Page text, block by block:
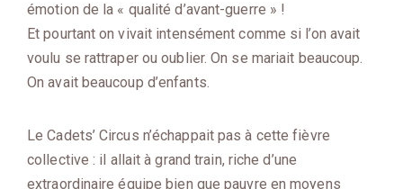
émotion de la « qualité d’avant-guerre » !
Et pourtant on vivait intensément comme si l’on avait
voulu se rattraper ou oublier. On se mariait beaucoup.
On avait beaucoup d’enfants.
Le Cadets’ Circus n’échappait pas à cette fièvre
collective : il allait à grand train, riche d’une
extraordinaire équipe bien que pauvre en moyens